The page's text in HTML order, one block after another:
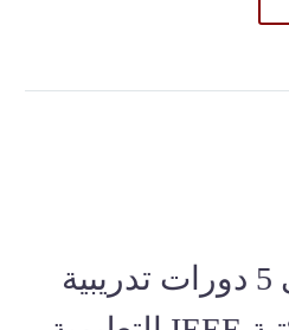
دخول مجاني إلى 5 دورات تدريبية